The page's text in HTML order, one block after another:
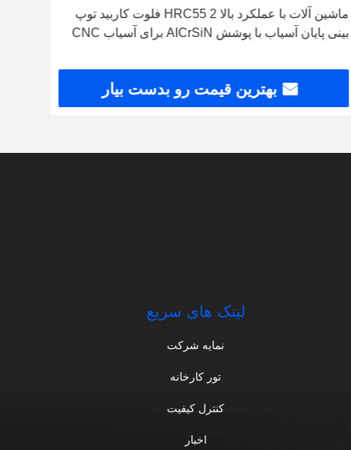
ماشین آلات با عملکرد بالا HRC55 2 فلوت کاربید توپ
بینی پایان آسیاب با پوشش AICrSiN برای آسیاب CNC
بهترین قیمت رو بدست بیار
لینک های سریع
نمایه شرکت
تور کارخانه
کنترل کیفیت
اخبار